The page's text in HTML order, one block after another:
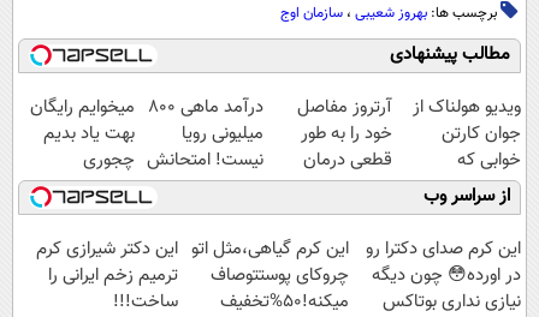
برچسب ها: بهروز شعیبی ، سازمان اوج
مطالب پیشنهادی
ویدیو هولناک از
جوان کارتن
خوابی که
میلیاردر شد.
آموزش رایگان
آرتروز مفاصل
خود را به طور
قطعی درمان
کنید!
◗پرسش‌نامه◖
درآمد ماهی 800
میلیونی رویا
نیست! امتحانش
مجانیه😉
میخوایم رایگان
بهت یاد بدیم
چجوری
پولدارشی! باور
نداری امتحانش
مجانیه
از سراسر وب
این کرم صدای دکترا رو
در اورده😳 چون دیگه
نیازی نداری بوتاکس
این کرم گیاهی،مثل اتو
چروکای پوستتوصاف
میکنه!50%تخفیف
این دکتر شیرازی کرم
ترمیم زخم ایرانی را
ساخت!!!